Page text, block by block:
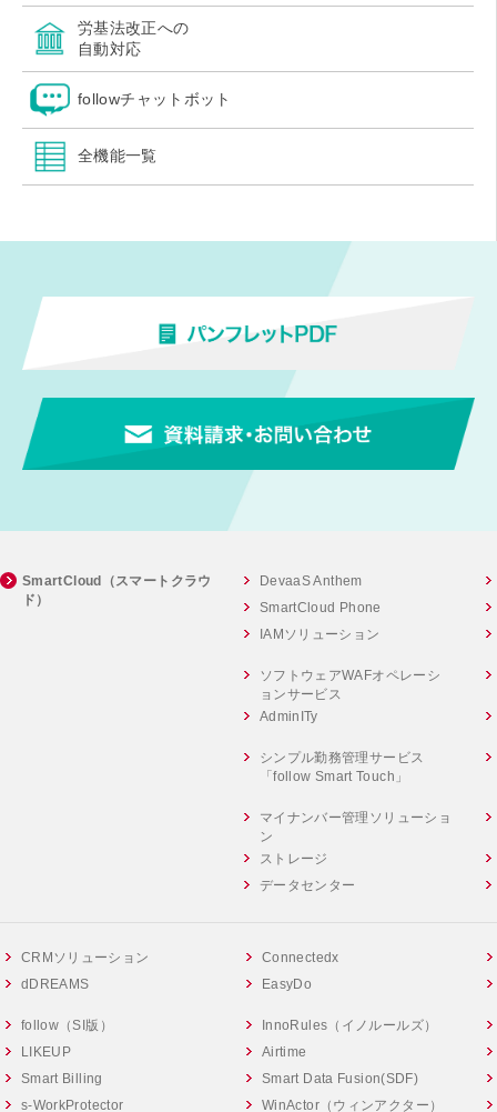
労基法改正への
自動対応
followチャットボット
全機能一覧
SmartCloud（スマートクラウ
ド）
DevaaS Anthem
SmartCloud Phone
IAMソリューション
ソフトウェアWAFオペレーシ
ョンサービス
AdminITy
シンプル勤務管理サービス
「follow Smart Touch」
マイナンバー管理ソリューショ
ン
ストレージ
データセンター
CRMソリューション
Connectedx
dDREAMS
EasyDo
follow（SI版）
InnoRules（イノルールズ）
LIKEUP
Airtime
Smart Billing
Smart Data Fusion(SDF)
s-WorkProtector
WinActor（ウィンアクター）